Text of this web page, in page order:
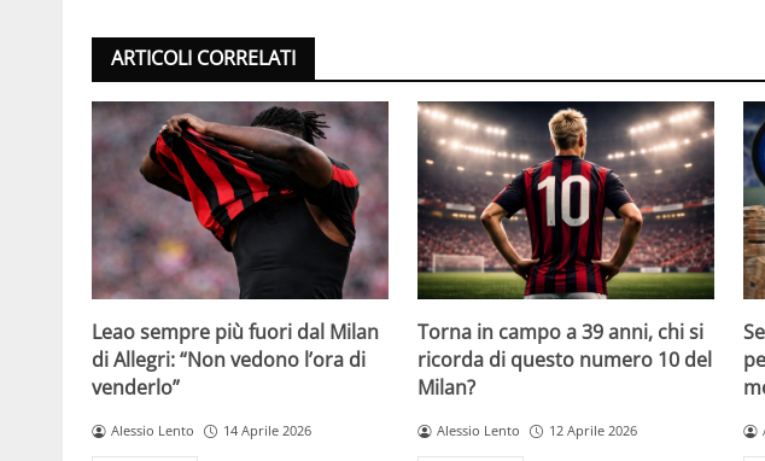
ARTICOLI CORRELATI
Leao sempre più fuori dal Milan
di Allegri: “Non vedono l’ora di
venderlo”
Alessio Lento 14 Aprile 2026
Torna in campo a 39 anni, chi si
ricorda di questo numero 10 del
Milan?
Alessio Lento 12 Aprile 2026